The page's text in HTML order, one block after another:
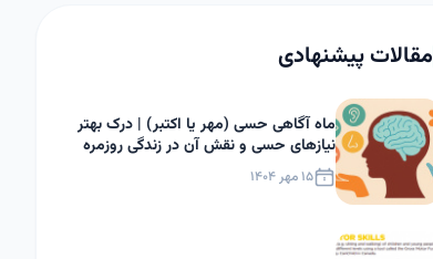
مقالات پیشنهادی
ماه آگاهی حسی (مهر یا اکتبر) | درک بهتر
نیازهای حسی و نقش آن در زندگی روزمره
۱۵ مهر ۱۴۰۴